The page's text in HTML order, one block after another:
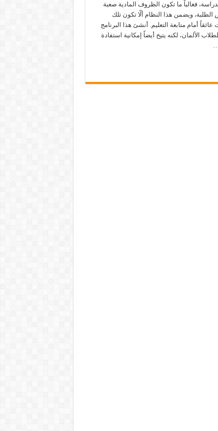
فغالباً ما تكون الظروف المادية صعبة
ويضمن هذا النظام ألّا تكون تلك
عائقاً أمام متابعة التعليم. أنشئ هذا البرنامج
الألمان، لكنه يتيح أيضاً إمكانية استفادة
…